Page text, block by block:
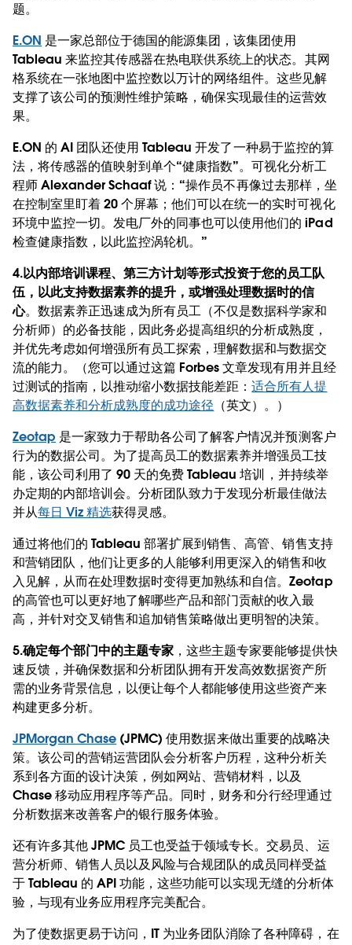
题。
E.ON 是一家总部位于德国的能源集团，该集团使用
Tableau 来监控其传感器在热电联供系统上的状态。其网
格系统在一张地图中监控数以万计的网络组件。这些见解
支撑了该公司的预测性维护策略，确保实现最佳的运营效
果。
E.ON 的 AI 团队还使用 Tableau 开发了一种易于监控的算
法，将传感器的值映射到单个“健康指数”。可视化分析工
程师 Alexander Schaaf 说：“操作员不再像过去那样，坐
在控制室里盯着 20 个屏幕；他们可以在统一的实时可视化
环境中监控一切。发电厂外的同事也可以使用他们的 iPad
检查健康指数，以此监控涡轮机。”
4.以内部培训课程、第三方计划等形式投资于您的员工队
伍，以此支持数据素养的提升，或增强处理数据时的信
心。数据素养正迅速成为所有员工（不仅是数据科学家和
分析师）的必备技能，因此务必提高组织的分析成熟度，
并优先考虑如何增强所有员工探索，理解数据和与数据交
流的能力。（您可以通过这篇 Forbes 文章发现有用并且经
过测试的指南，以推动缩小数据技能差距：适合所有人提
高数据素养和分析成熟度的成功途径 （英文）。）
Zeotap 是一家致力于帮助各公司了解客户情况并预测客户
行为的数据公司。为了提高员工的数据素养并增强员工技
能，该公司利用了 90 天的免费 Tableau 培训，并持续举
办定期的内部培训会。分析团队致力于发现分析最佳做法
并从每日 Viz 精选获得灵感。
通过将他们的 Tableau 部署扩展到销售、高管、销售支持
和营销团队，他们让更多的人能够利用更深入的销售和收
入见解，从而在处理数据时变得更加熟练和自信。Zeotap
的高管也可以更好地了解哪些产品和部门贡献的收入最
高，并针对交叉销售和追加销售策略做出更明智的决策。
5.确定每个部门中的主题专家 ，这些主题专家要能够提供快
速反馈，并确保数据和分析团队拥有开发高效数据资产所
需的业务背景信息，以便让每个人都能够使用这些资产来
构建更多分析。
JPMorgan Chase (JPMC) 使用数据来做出重要的战略决
策。该公司的营销运营团队会分析客户历程，这种分析关
系到各方面的设计决策，例如网站、营销材料，以及
Chase 移动应用程序等产品。同时，财务和分行经理通过
分析数据来改善客户的银行服务体验。
还有许多其他 JPMC 员工也受益于领域专长。交易员、运
营分析师、销售人员以及风险与合规团队的成员同样受益
于 Tableau 的 API 功能，这些功能可以实现无缝的分析体
验，与现有业务应用程序完美配合。
为了使数据更易于访问，IT 为业务团队消除了各种障碍，在